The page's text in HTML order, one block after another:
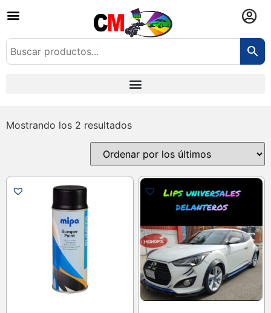
Mostrando los 2 resultados